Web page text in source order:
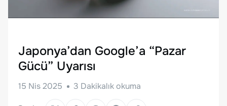
Japonya’dan Google’a “Pazar
Gücü” Uyarısı
15 Nis 2025 3 Dakikalık okuma